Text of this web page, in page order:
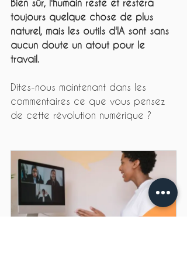
Bien sûr, l'humain reste et restera
toujours quelque chose de plus
naturel, mais les outils d'IA sont sans
aucun doute un atout pour le
travail.
Dites-nous maintenant dans les
commentaires ce que vous pensez
de cette révolution numérique ?